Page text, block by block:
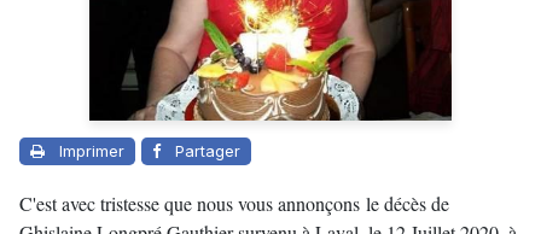
Imprimer Partager
C'est avec tristesse que nous vous annonçons le décès de